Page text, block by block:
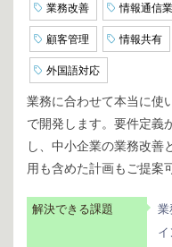
業務改善 情報通信業
顧客管理 情報共有
外国語対応
業務に合わせて本当に使
で開発します。要件定義
し、中小企業の業務改善
用も含めた計画もご提案
解決できる課題 業